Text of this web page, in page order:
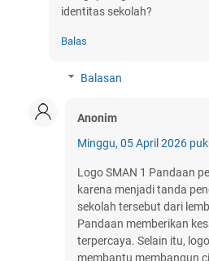
identitas sekolah?
Balas
Balasan
Anonim
Minggu, 05 April 2026
Logo SMAN 1 Pandaan
karena menjadi tanda
sekolah tersebut dari
Pandaan memberikan
terpercaya. Selain itu,
membantu membangun